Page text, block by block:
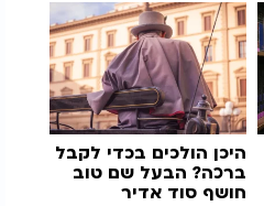
היכן הולכים בכדי לקבל
ברכה? הבעל שם טוב
חושף סוד אדיר